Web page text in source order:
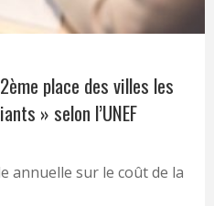
place des villes les
» selon l’UNEF
annuelle sur le coût de la